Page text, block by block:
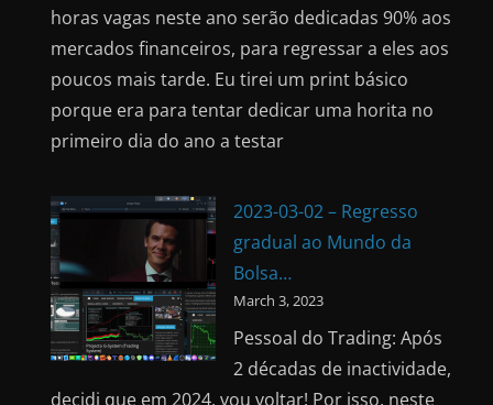
horas vagas neste ano serão dedicadas 90% aos
mercados financeiros, para regressar a eles aos
poucos mais tarde. Eu tirei um print básico
porque era para tentar dedicar uma horita no
primeiro dia do ano a testar
2023-03-02 – Regresso
gradual ao Mundo da
Bolsa…
March 3, 2023
Pessoal do Trading: Após
2 décadas de inactividade,
decidi que em 2024, vou voltar! Por isso, neste